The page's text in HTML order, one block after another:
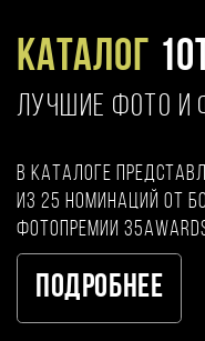
Каталог
ЛУЧШИЕ ФОТО И
В каталоге
из 25 номинаций от
фотопремии
Подробнее